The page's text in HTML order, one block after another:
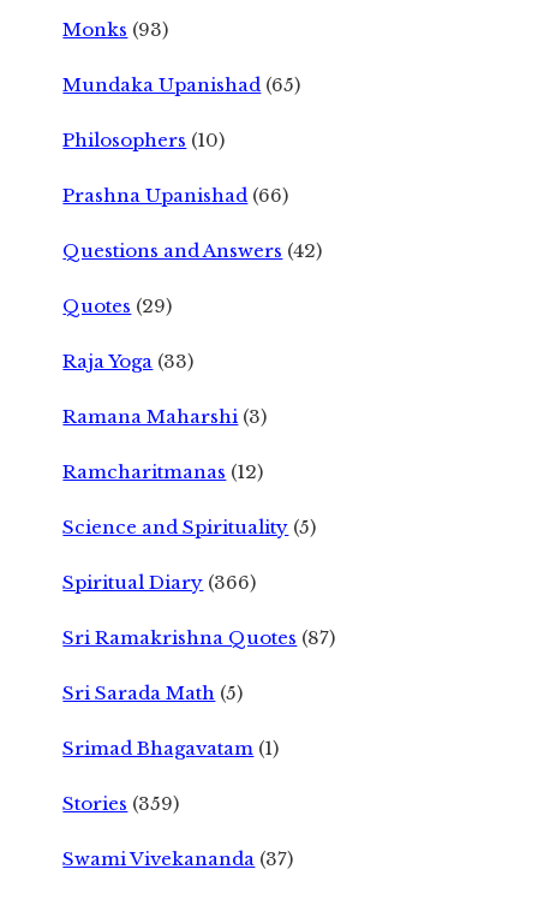
Monks (93)
Mundaka Upanishad (65)
Philosophers (10)
Prashna Upanishad (66)
Questions and Answers (42)
Quotes (29)
Raja Yoga (33)
Ramana Maharshi (3)
Ramcharitmanas (12)
Science and Spirituality (5)
Spiritual Diary (366)
Sri Ramakrishna Quotes (87)
Sri Sarada Math (5)
Srimad Bhagavatam (1)
Stories (359)
Swami Vivekananda (37)